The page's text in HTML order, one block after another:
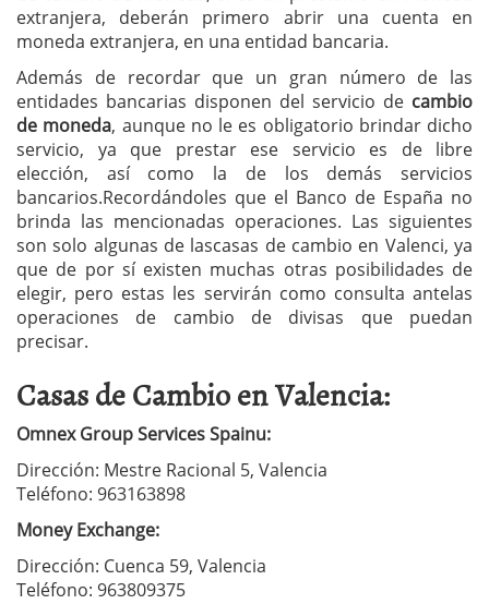
extranjera, deberán primero abrir una cuenta en
moneda extranjera, en una entidad bancaria.
Además de recordar que un gran número de las
entidades bancarias disponen del servicio de cambio
de moneda, aunque no le es obligatorio brindar dicho
servicio, ya que prestar ese servicio es de libre
elección, así como la de los demás servicios
bancarios.Recordándoles que el Banco de España no
brinda las mencionadas operaciones. Las siguientes
son solo algunas de lascasas de cambio en Valenci, ya
que de por sí existen muchas otras posibilidades de
elegir, pero estas les servirán como consulta antelas
operaciones de cambio de divisas que puedan
precisar.
Casas de Cambio en Valencia:
Omnex Group Services Spainu:
Dirección: Mestre Racional 5, Valencia
Teléfono: 963163898
Money Exchange:
Dirección: Cuenca 59, Valencia
Teléfono: 963809375